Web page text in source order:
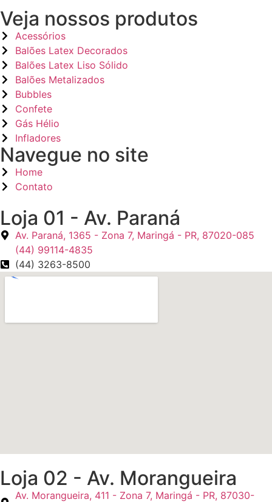
Veja nossos produtos
Acessórios
Balões Latex Decorados
Balões Latex Liso Sólido
Balões Metalizados
Bubbles
Confete
Gás Hélio
Infladores
Navegue no site
Home
Contato
Loja 01 - Av. Paraná
Av. Paraná, 1365 - Zona 7, Maringá - PR, 87020-085
(44) 99114-4835
(44) 3263-8500
Loja 02 - Av. Morangueira
Av. Morangueira, 411 - Zona 7, Maringá - PR, 87030-